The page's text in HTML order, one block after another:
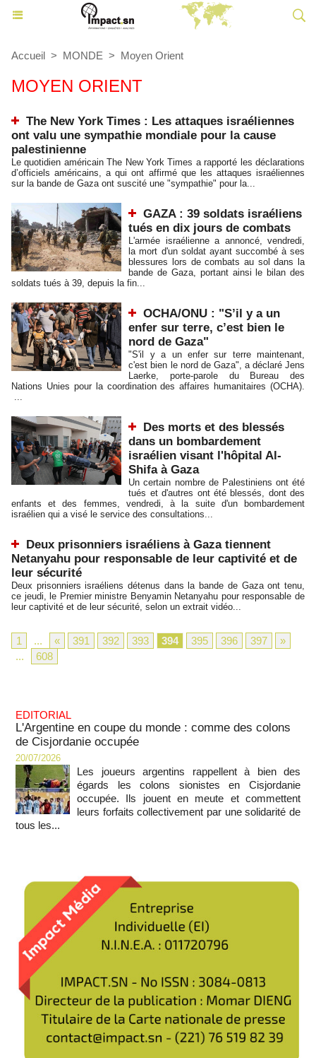
Accueil > MONDE > Moyen Orient
MOYEN ORIENT
The New York Times : Les attaques israéliennes
ont valu une sympathie mondiale pour la cause
palestinienne
Le quotidien américain The New York Times a rapporté les déclarations
d’officiels américains, a qui ont affirmé que les attaques israéliennes
sur la bande de Gaza ont suscité une "sympathie" pour la...
GAZA : 39 soldats israéliens
tués en dix jours de combats
L'armée israélienne a annoncé, vendredi,
la mort d'un soldat ayant succombé à ses
blessures lors de combats au sol dans la
bande de Gaza, portant ainsi le bilan des
soldats tués à 39, depuis la fin...
OCHA/ONU : "S’il y a un
enfer sur terre, c’est bien le
nord de Gaza"
"S'il y a un enfer sur terre maintenant,
c'est bien le nord de Gaza", a déclaré Jens
Laerke, porte-parole du Bureau des
Nations Unies pour la coordination des affaires humanitaires (OCHA).
...
Des morts et des blessés
dans un bombardement
israélien visant l'hôpital Al-
Shifa à Gaza
Un certain nombre de Palestiniens ont été
tués et d'autres ont été blessés, dont des
enfants et des femmes, vendredi, à la suite d'un bombardement
israélien qui a visé le service des consultations...
Deux prisonniers israéliens à Gaza tiennent
Netanyahu pour responsable de leur captivité et de
leur sécurité
Deux prisonniers israéliens détenus dans la bande de Gaza ont tenu,
ce jeudi, le Premier ministre Benyamin Netanyahu pour responsable de
leur captivité et de leur sécurité, selon un extrait vidéo...
1 ... « 391 392 393 394 395 396 397
»
...
608
EDITORIAL
L'Argentine en coupe du monde : comme des colons
de Cisjordanie occupée
20/07/2026
Les joueurs argentins rappellent à bien des
égards les colons sionistes en Cisjordanie
occupée. Ils jouent en meute et commettent
leurs forfaits collectivement par une solidarité de
tous les...